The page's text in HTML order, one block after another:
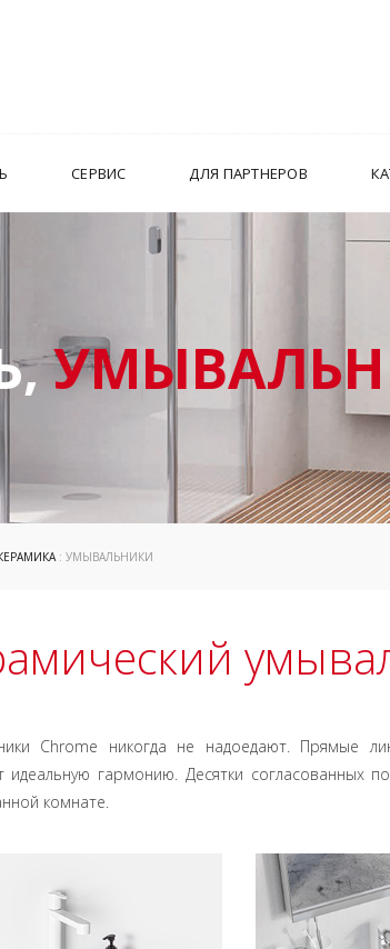
СЕРВИС ДЛЯ ПАРТНЕРОВ
: УМЫВАЛЬНИКИ
Chrome никогда не надоедают. Прямые
идеальную гармонию. Десятки согласованных
комнате.